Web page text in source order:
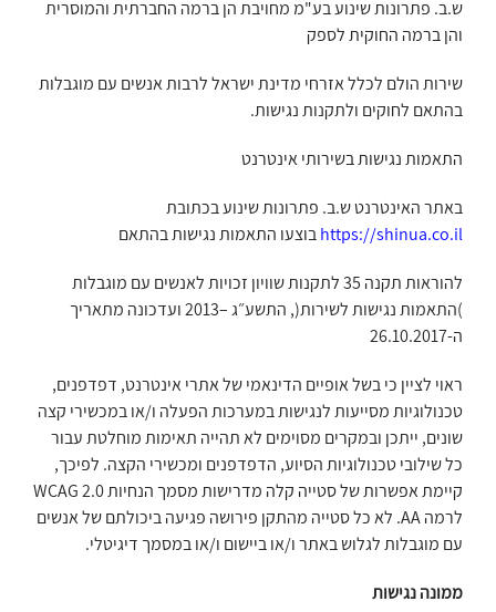
ש.ב. פתרונות שינוע בע"מ מחויבת הן ברמה החברתית והמוסרית
והן ברמה החוקית לספק
שירות הולם לכלל אזרחי מדינת ישראל לרבות אנשים עם מוגבלות
בהתאם לחוקים ולתקנות נגישות.
התאמות נגישות בשירותי אינטרנט
באתר האינטרנט ש.ב. פתרונות שינוע בכתובת
https://shinua.co.ilבוצעו התאמות נגישות בהתאם
להוראות תקנה 35 לתקנות שוויון זכויות לאנשים עם מוגבלות
)התאמות נגישות לשירות(, התשע״ג –2013 ועדכונה מתאריך
ה-26.10.2017
ראוי לציין כי בשל אופיים הדינאמי של אתרי אינטרנט, דפדפנים,
טכנולוגיות מסייעות לנגישות במערכות הפעלה ו/או במכשירי קצה
שונים, ייתכן ובמקרים מסוימים לא תהייה תאימות מוחלטת עבור
כל שילובי טכנולוגיות הסיוע, הדפדפנים ומכשירי הקצה. לפיכך,
קיימת אפשרות של סטייה קלה מדרישות מסמך הנחיות 2.0 WCAG
לרמה AA. לא כל סטייה מהתקן פירושה פגיעה ביכולתם של אנשים
עם מוגבלות לגלוש באתר ו/או ביישום ו/או במסמך דיגיטלי.
ממונה נגישות